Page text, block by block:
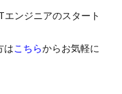
ンジニアのスタート
はこちらからお気軽に